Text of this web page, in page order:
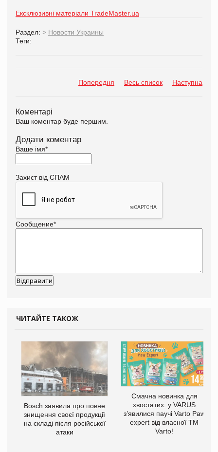
Ексклюзивні матеріали TradeMaster.ua
Раздел: > Новости Украины
Теги:
Попередня Весь список Наступна
Коментарі
Ваш коментар буде першим.
Додати коментар
Ваше імя*
Захист від СПАМ
Сообщение*
ЧИТАЙТЕ ТАКОЖ
Bosch заявила про повне
знищення своєї продукції
на складі після російської
атаки
Смачна новинка для
хвостатих: у VARUS
з’явилися паучі Varto Paw
expert від власної ТМ
Varto!